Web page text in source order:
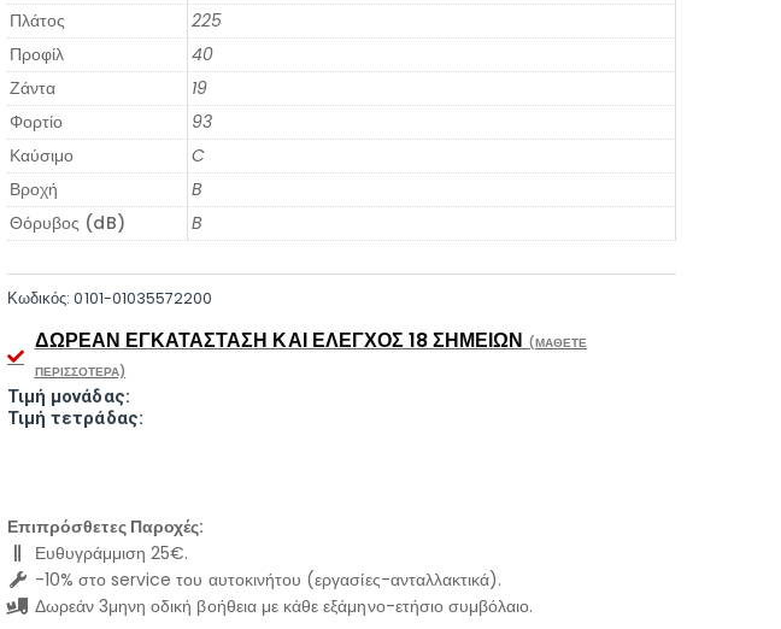
Πλάτος
225
Προφίλ
40
Ζάντα
19
Φορτίο
93
Καύσιμο
C
Βροχή
B
Θόρυβος (dB)
B
Κωδικός:0101-01035572200
ΔΩΡΕΆΝ ΕΓΚΑΤΆΣΤΑΣΗ ΚΑΙ ΈΛΕΓΧΟΣ 18 ΣΗΜΕΊΩΝ (ΜΆΘΕΤΕ
ΠΕΡΙΣΣΌΤΕΡΑ)
Τιμή μονάδας:
Τιμή τετράδας:
Επιπρόσθετες Παροχές:
Ευθυγράμμιση 25€.
-10% στο service του αυτοκινήτου (εργασίες-ανταλλακτικά).
Δωρεάν 3μηνη οδική βοήθεια με κάθε εξάμηνο-ετήσιο συμβόλαιο.